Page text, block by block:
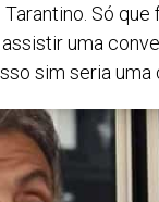
Só que
uma
sim seria